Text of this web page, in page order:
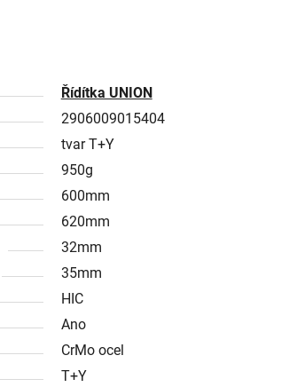
Řídítka UNION
2906009015404
tvar T+Y
950g
600mm
620mm
32mm
35mm
HIC
Ano
CrMo ocel
T+Y